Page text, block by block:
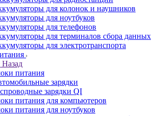
для колонок и наушников
для ноутбуков
для телефонов
для терминалов сбора данных
для электротранспорта
Назад
питания
зарядки
зарядки QI
питания для компьютеров
питания для ноутбуков